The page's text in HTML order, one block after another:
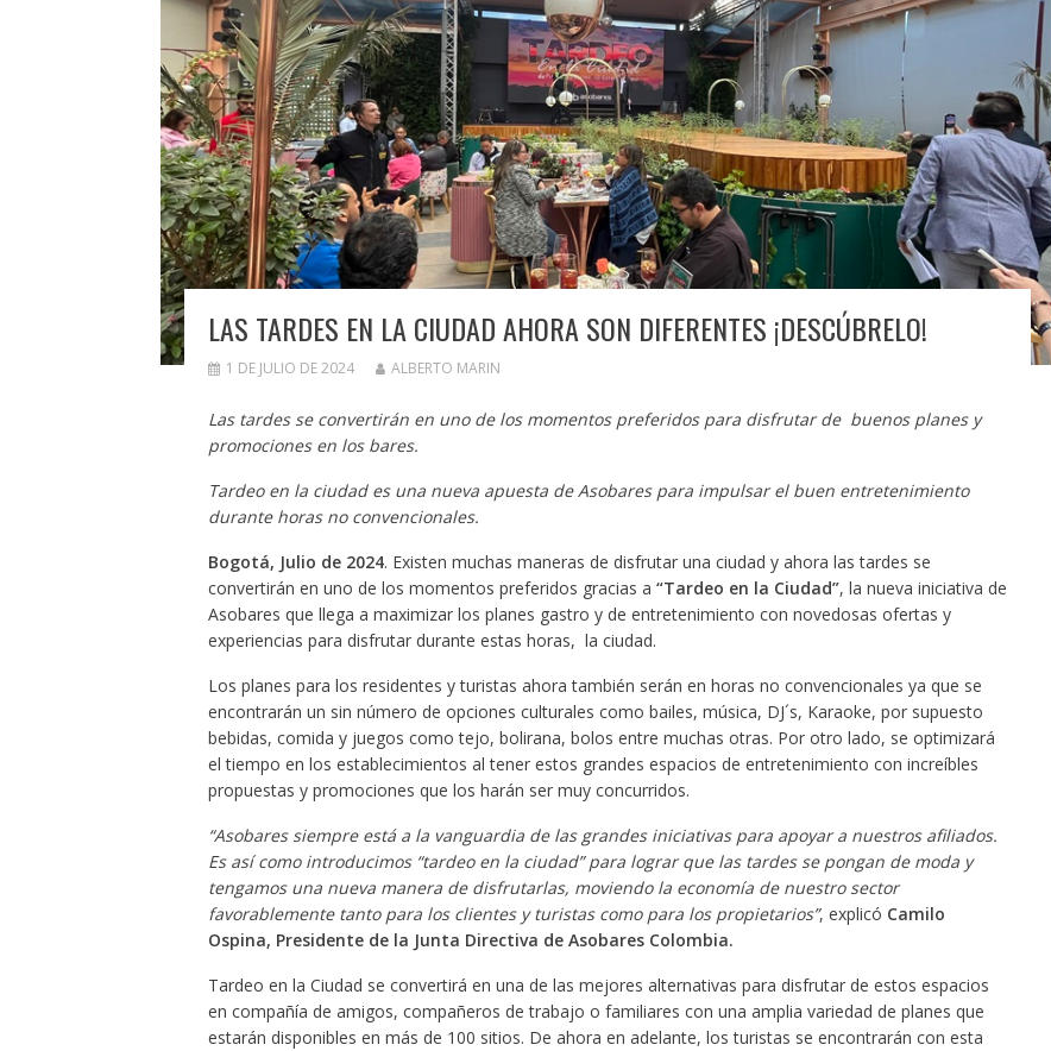
LAS TARDES EN LA CIUDAD AHORA SON DIFERENTES ¡DESCÚBRELO!
1 DE JULIO DE 2024 ALBERTO MARIN
Las tardes se convertirán en uno de los momentos preferidos para disfrutar de buenos planes y
promociones en los bares.
Tardeo en la ciudad es una nueva apuesta de Asobares para impulsar el buen entretenimiento
durante horas no convencionales.
Bogotá, Julio de 2024. Existen muchas maneras de disfrutar una ciudad y ahora las tardes se
convertirán en uno de los momentos preferidos gracias a “Tardeo en la Ciudad”, la nueva iniciativa de
Asobares que llega a maximizar los planes gastro y de entretenimiento con novedosas ofertas y
experiencias para disfrutar durante estas horas, la ciudad.
Los planes para los residentes y turistas ahora también serán en horas no convencionales ya que se
encontrarán un sin número de opciones culturales como bailes, música, DJ´s, Karaoke, por supuesto
bebidas, comida y juegos como tejo, bolirana, bolos entre muchas otras. Por otro lado, se optimizará
el tiempo en los establecimientos al tener estos grandes espacios de entretenimiento con increíbles
propuestas y promociones que los harán ser muy concurridos.
“Asobares siempre está a la vanguardia de las grandes iniciativas para apoyar a nuestros afiliados.
Es así como introducimos “tardeo en la ciudad” para lograr que las tardes se pongan de moda y
tengamos una nueva manera de disfrutarlas, moviendo la economía de nuestro sector
favorablemente tanto para los clientes y turistas como para los propietarios”, explicó Camilo
Ospina, Presidente de la Junta Directiva de Asobares Colombia.
Tardeo en la Ciudad se convertirá en una de las mejores alternativas para disfrutar de estos espacios
en compañía de amigos, compañeros de trabajo o familiares con una amplia variedad de planes que
estarán disponibles en más de 100 sitios. De ahora en adelante, los turistas se encontrarán con esta